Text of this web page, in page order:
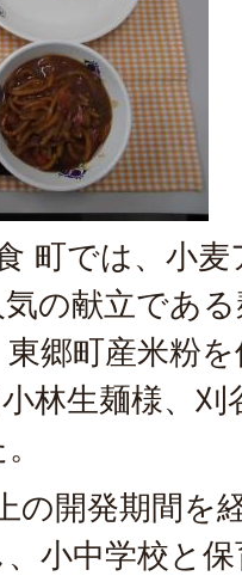
町では、小
の献立であ
郷町産米粉
林生麺様、
の開発期間を
小中学校と